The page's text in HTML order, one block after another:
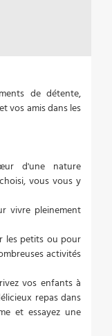
de détente,
vos amis dans les
d'une nature
vous vous y
vivre pleinement
les petits ou pour
activités
vos enfants à
repas dans
et essayez une